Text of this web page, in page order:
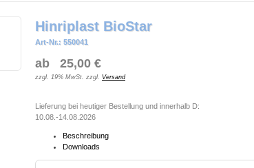
Hinriplast BioStar
Art-Nr.: 550041
ab 25,00 €
zzgl. 19% MwSt. zzgl. Versand
Lieferung bei heutiger Bestellung und innerhalb D:
10.08.-14.08.2026
Beschreibung
Downloads